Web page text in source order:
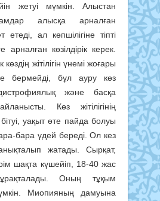
жетуі мүмкін. Алыстан
алысқа арналған
етеді, ал көпшілігіне тіпті
арналған көзілдірік керек.
көздің жітілігін үнемі жоғары
бермейді, бұл ауру көз
және басқа
Көз жітілігінің
уақыт өте пайда болуы
бара үдей береді. Ол кез
жатады. Сырқат,
шақта күшейіп, 18-40 жас
Оның тұқым
Миопияның дамуына